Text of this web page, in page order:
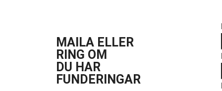
MAILA ELLER
RING OM
DU HAR
FUNDERINGAR